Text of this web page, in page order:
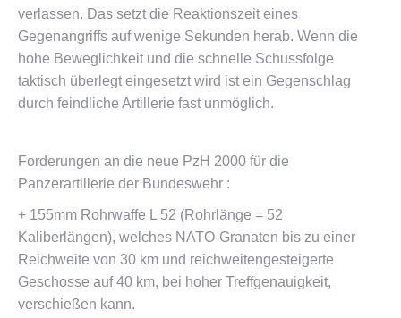
verlassen. Das setzt die Reaktionszeit eines
Gegenangriffs auf wenige Sekunden herab. Wenn die
hohe Beweglichkeit und die schnelle Schussfolge
taktisch überlegt eingesetzt wird ist ein Gegenschlag
durch feindliche Artillerie fast unmöglich.
Forderungen an die neue PzH 2000 für die
Panzerartillerie der Bundeswehr :
+ 155mm Rohrwaffe L 52 (Rohrlänge = 52
Kaliberlängen), welches NATO-Granaten bis zu einer
Reichweite von 30 km und reichweitengesteigerte
Geschosse auf 40 km, bei hoher Treffgenauigkeit,
verschießen kann.